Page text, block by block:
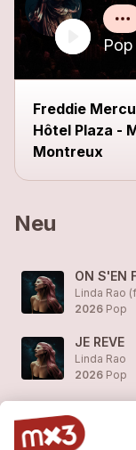
Freddie
Hôtel Plaza -
Montreux
Neu
ON S'EN
Linda Rao
2026 Pop
JE REVE
Linda Rao
2026 Pop
Linda Rao
2026